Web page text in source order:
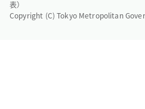
表）
Copyright (C) Tokyo Metropolitan